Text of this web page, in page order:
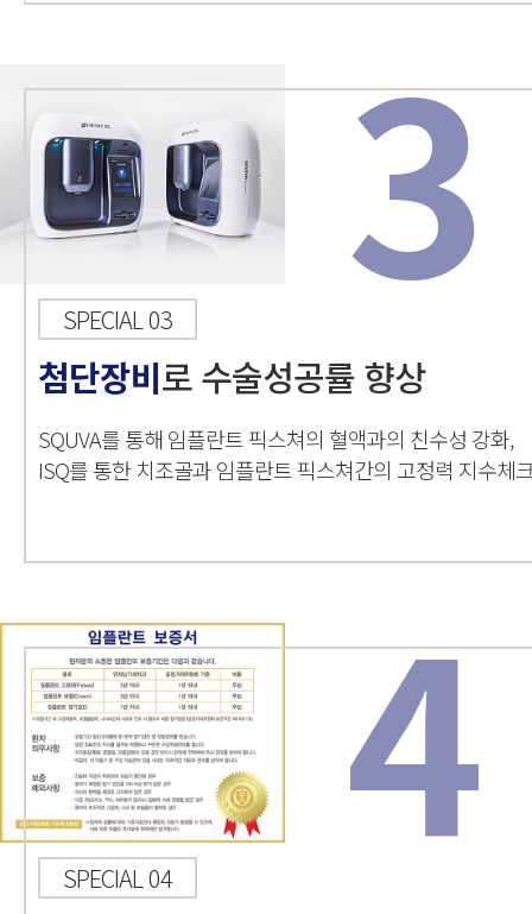
3
SPECIAL 03
첨단장비로 수술성공률 향상
SQUVA를 통해 임플란트 픽스쳐의 혈액과의 친수성 강화,
ISQ를 통한 치조골과 임플란트 픽스쳐간의 고정력 지수체
4
SPECIAL 04